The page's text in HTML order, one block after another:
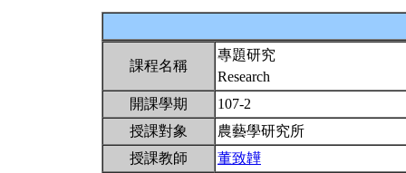
課程名稱
專題研究
Research
開課學期
107-2
授課對象
農藝學研究所
授課教師
董致韡